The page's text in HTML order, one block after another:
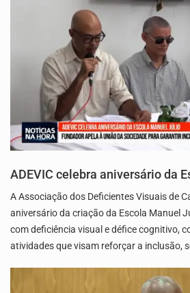
ADEVIC celebra aniversário da
A Associação dos Deficientes Visuais de
aniversário da criação da Escola Manuel
com deficiência visual e défice cognitivo,
atividades que visam reforçar a inclusão,